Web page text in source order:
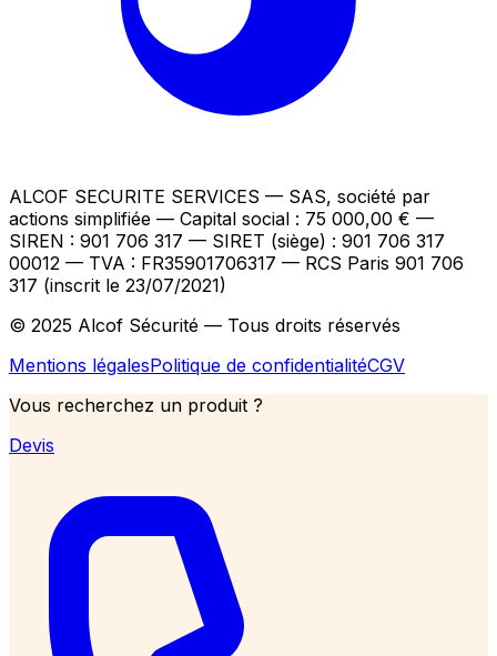
ALCOF SECURITE SERVICES — SAS, société par
actions simplifiée — Capital social : 75 000,00 € —
SIREN : 901 706 317 — SIRET (siège) : 901 706 317
00012 — TVA : FR35901706317 — RCS Paris 901 706
317 (inscrit le 23/07/2021)
© 2025 Alcof Sécurité — Tous droits réservés
Mentions légalesPolitique de confidentialitéCGV
Vous recherchez un produit ?
Devis